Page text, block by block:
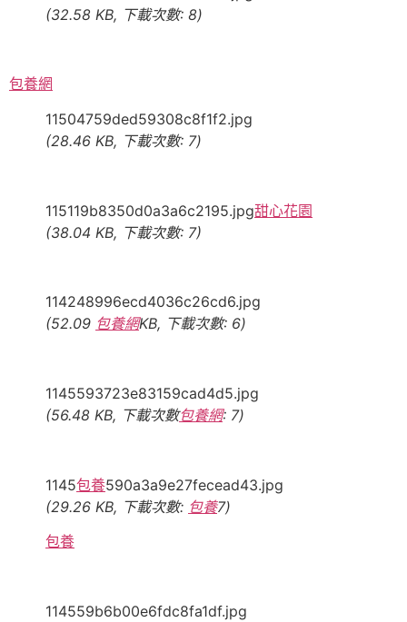
(32.58 KB, 下載次數: 8)
包養網
11504759ded59308c8f1f2.jpg
(28.46 KB, 下載次數: 7)
115119b8350d0a3a6c2195.jpg甜心花園
(38.04 KB, 下載次數: 7)
114248996ecd4036c26cd6.jpg
(52.09 包養網KB, 下載次數: 6)
1145593723e83159cad4d5.jpg
(56.48 KB, 下載次數包養網: 7)
1145包養590a3a9e27fecead43.jpg
(29.26 KB, 下載次數: 包養7)
包養
114559b6b00e6fdc8fa1df.jpg